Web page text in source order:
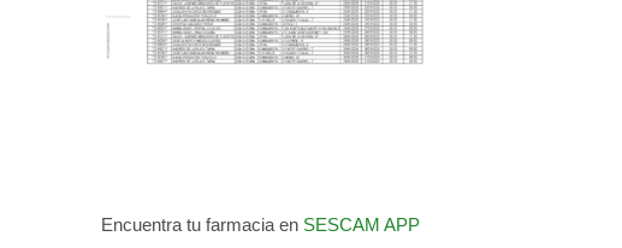
Encuentra tu farmacia en SESCAM APP